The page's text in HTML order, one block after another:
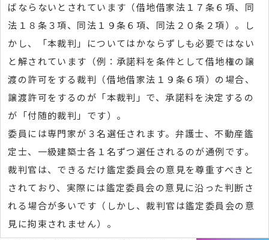
ばならないとされています（借地借家法１７条６項、同
法１８条３項、同法１９条６項、同法２０条２項）。し
かし、「本裁判」についてはかならずしも必要ではない
と解されています（例：承諾料を条件として借地権の譲
渡の許可をする裁判（借地借家法１９条６項）の場合、
譲渡許可をするのが「本裁判」で、承諾料を決定するの
が「付随的裁判」です）。
委員には専門家が３名選任されます。弁護士、不動産鑑
定士、一級建築士各１名ずつ選任されるのが通例です。
裁判官は、できるだけ鑑定委員会の意見を尊重すべきと
されており、実際には鑑定委員会の意見に沿った判断さ
れる場合が多いです（しかし、裁判官は鑑定委員会の意
見に拘束されません）。